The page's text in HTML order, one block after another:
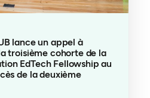
lance un appel à
troisième cohorte de la
EdTech Fellowship au
de la deuxième